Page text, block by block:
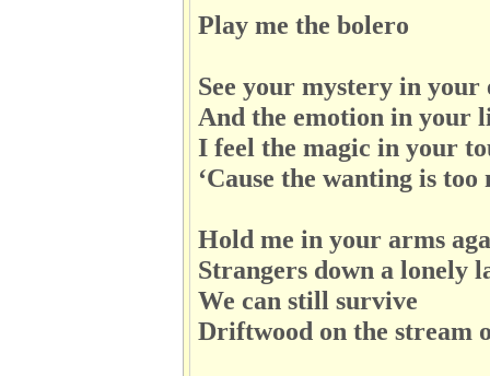
Play me the bolero
See your mystery in your
And the emotion in your
I feel the magic in your
‘Cause the wanting is too
Hold me in your arms
Strangers down a lonely
We can still survive
Driftwood on the stream